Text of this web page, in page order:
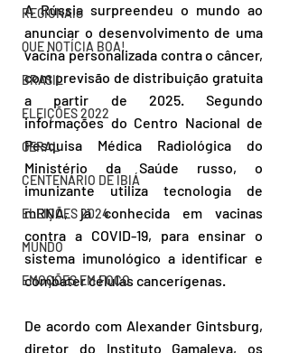
REGIONAIS
QUE NOTÍCIA BOA!
BRASIL
ELEIÇÕES 2022
GERAL
CENTENÁRIO DE IBIÁ
ELEIÇÕES 2024
MUNDO
EMOÇÕES EM FOCO
A Rússia surpreendeu o mundo ao
anunciar o desenvolvimento de uma
vacina personalizada contra o câncer,
com previsão de distribuição gratuita
a partir de 2025. Segundo
informações do Centro Nacional de
Pesquisa Médica Radiológica do
Ministério da Saúde russo, o
imunizante utiliza tecnologia de
mRNA, já conhecida em vacinas
contra a COVID-19, para ensinar o
sistema imunológico a identificar e
combater células cancerígenas.
De acordo com Alexander Gintsburg,
diretor do Instituto Gamaleya, os